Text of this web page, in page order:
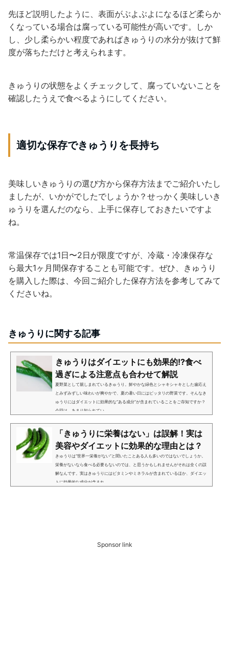
先ほど説明したように、表面がぶよぶよになるほど柔らか
くなっている場合は腐っている可能性が高いです。しか
し、少し柔らかい程度であればきゅうりの水分が抜けて鮮
度が落ちただけと考えられます。
きゅうりの状態をよくチェックして、腐っていないことを
確認したうえで食べるようにしてください。
適切な保存できゅうりを長持ち
美味しいきゅうりの選び方から保存方法までご紹介いたし
ましたが、いかがでしたでしょうか？せっかく美味しいき
ゅうりを選んだのなら、上手に保存しておきたいですよ
ね。
常温保存では1日〜2日が限度ですが、冷蔵・冷凍保存な
ら最大1ヶ月間保存することも可能です。ぜひ、きゅうり
を購入した際は、今回ご紹介した保存方法を参考してみて
くださいね。
きゅうりに関する記事
きゅうりはダイエットにも効果的!?食べ
過ぎによる注意点も合わせて解説
夏野菜として親しまれているきゅうり。鮮やかな緑色とシャキシャキとした歯応え
とみずみずしい味わいが爽やかで、夏の暑い日にはピッタリの野菜です。そんなき
ゅうりにはダイエットに効果的な“ある成分”が含まれていることをご存知ですか？
今回は、あまり知られてい...
「きゅうりに栄養はない」は誤解！実は
美容やダイエットに効果的な理由とは？
きゅうりは“世界一栄養がない”と聞いたことある人も多いのではないでしょうか。
栄養がないなら食べる必要もないのでは、と思うかもしれませんがそれは全くの誤
解なんです。実はきゅうりにはビタミンやミネラルが含まれているほか、ダイエッ
トに効果的な成分が含まれ...
Sponsor link